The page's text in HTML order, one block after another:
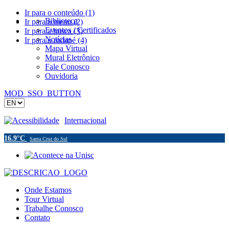
Ir para o conteúdo (1)
Ir para o menu (2)
Ir para a busca (3)
Ir para o rodapé (4)
Biblioteca
Eventos / Certificados
Notícias
Mapa Virtual
Mural Eletrônico
Fale Conosco
Ouvidoria
MOD_SSO_BUTTON
Acessibilidade Internacional
16.9°C Santa Cruz do Sul
Onde Estamos
Tour Virtual
Trabalhe Conosco
Contato